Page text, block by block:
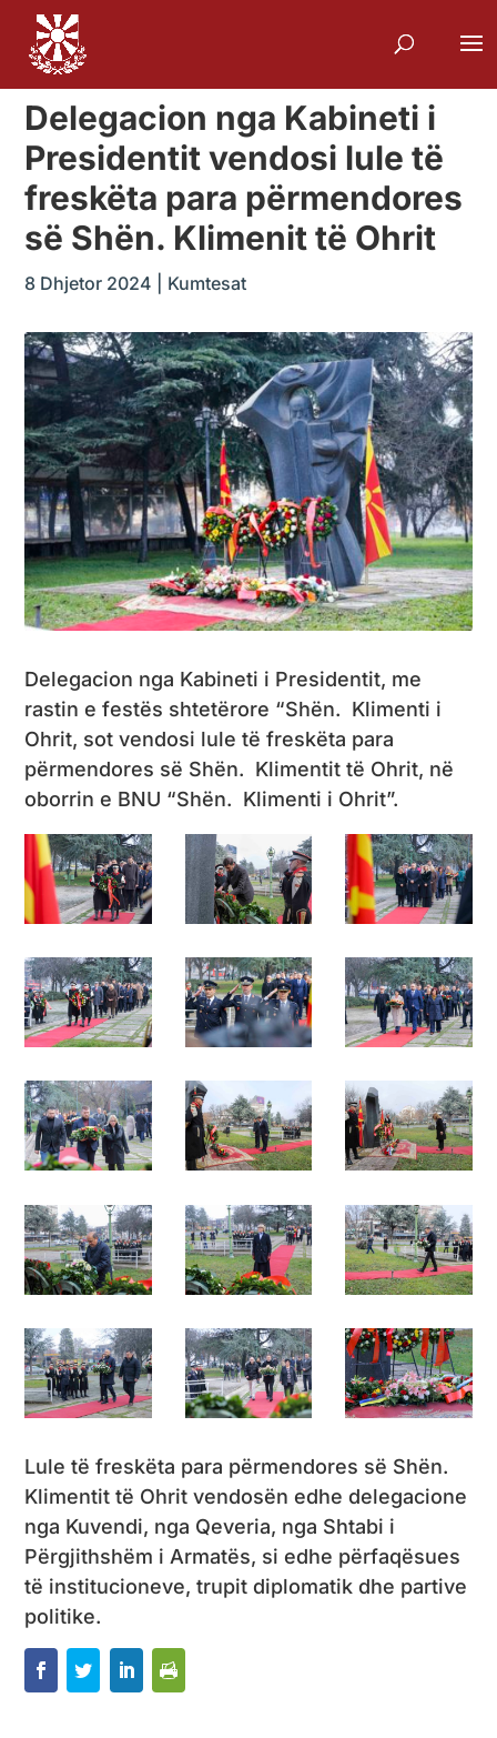
Delegacion nga Kabineti i
Presidentit vendosi lule të
freskëta para përmendores
së Shën. Klimenit të Ohrit
8 Dhjetor 2024 Kumtesat
Delegacion nga Kabineti i Presidentit, me
rastin e festës shtetërore “Shën. Klimenti i
Ohrit, sot vendosi lule të freskëta para
përmendores së Shën. Klimentit të Ohrit, në
oborrin e BNU “Shën. Klimenti i Ohrit”.
Lule të freskëta para përmendores së Shën.
Klimentit të Ohrit vendosën edhe delegacione
nga Kuvendi, nga Qeveria, nga Shtabi i
Përgjithshëm i Armatës, si edhe përfaqësues
të institucioneve, trupit diplomatik dhe partive
politike.